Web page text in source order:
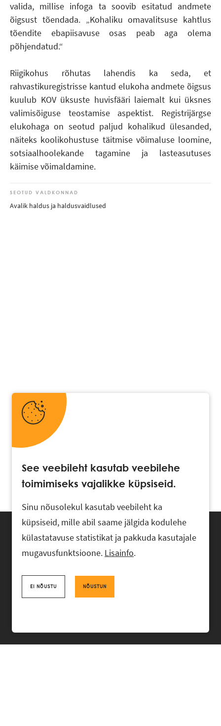
valida, millise infoga ta soovib esitatud andmete
õigsust tõendada. „Kohaliku omavalitsuse kahtlus
tõendite ebapiisavuse osas peab aga olema
põhjendatud.“
Riigikohus rõhutas lahendis ka seda, et
rahvastikuregistrisse kantud elukoha andmete õigsus
kuulub KOV üksuste huvisfääri laiemalt kui üksnes
valimisõiguse teostamise aspektist. Registrijärgse
elukohaga on seotud paljud kohalikud ülesanded,
näiteks koolikohustuse täitmise võimaluse loomine,
sotsiaalhoolekande tagamine ja lasteasutuses
käimise võimaldamine.
SEOTUD VALDKONNAD
Avalik haldus ja haldusvaidlused
+372 618 0820,rask@rask.ee
See veebileht kasutab veebilehe
toimimiseks vajalikke küpsiseid.
Sinu nõusolekul kasutab veebileht ka
küpsiseid, mille abil saame jälgida kodulehe
külastatavuse statistikat ja pakkuda kasutajale
mugavusfunktsioone. Lisainfo.
EI NÕUSTU NÕUSTUN